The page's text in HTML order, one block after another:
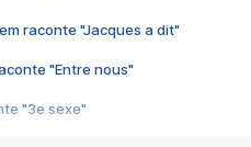
raconte "Jacques a dit"
"Entre nous"
"3e sexe"